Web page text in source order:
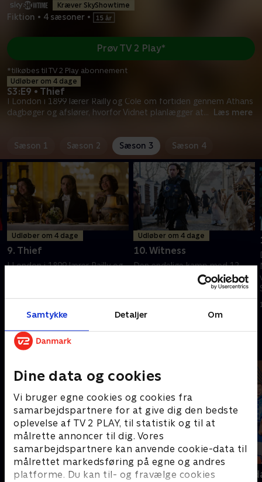
Samtykke Detaljer Om
Dine data og cookies
Vi bruger egne cookies og cookies fra
samarbejdspartnere for at give dig den bedste
oplevelse af TV 2 PLAY, til statistik og til at
målrette annoncer til dig. Vores
samarbejdspartnere kan anvende cookie-data til
målrettet markedsføring på egne og andres
platforme. Du kan til- og fravælge cookies
Kræver SkyShowtime
Fiktion • 4 sæsoner •
Udløber om 4 dage
S3:E9 • Thief
I London i 1899 lærer Railly og Cole om fortiden gennem Athans
dagbøger og afslører, hvorfor Vidnet planlægger at... Læs mere
Prøv TV 2 Play*
*tilkøbes til TV 2 Play abonnement
Sæson 1 Sæson 2 Sæson 3 Sæson 4
Udløber om 4 dage
9. Thief
I London i 1899 lærer Railly og
hvorfor Vidnet planlægger at
ødelægge tiden og hele
virkeligheden
15. august 2024 • 42 min
Udløber om 4 dage
10. Witness
Den endelige kamp med 12
Monkeys begynder, da Vidnet
vender tilbage til Project
Splinter
15. august 2024 • 43 min
Andre så også
Mordene i Marlow Robssons